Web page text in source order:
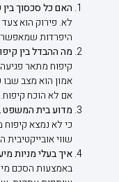
האם כל סכסוך
לא. פירוק הוא צעד
היפרדות
מה ההבדל בין
קיפוח מתאר
אמון הוא מצב שבו
אם לא הוכח קיפוח.
מדוע בית המשפט
כי לא נמצא
שווי
איך בעלי מניות
באמצעות הסכם